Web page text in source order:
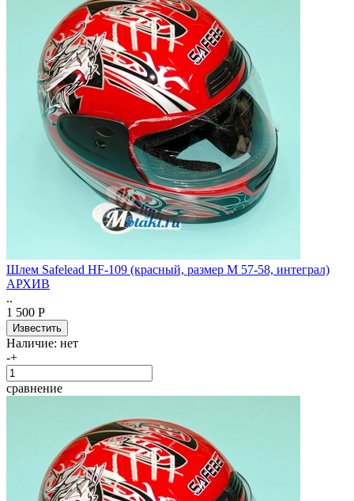
Шлем Safelead HF-109 (красный, размер M 57-58, интеграл)
АРХИВ
..
1 500 Р
Наличие: нет
-+
сравнение